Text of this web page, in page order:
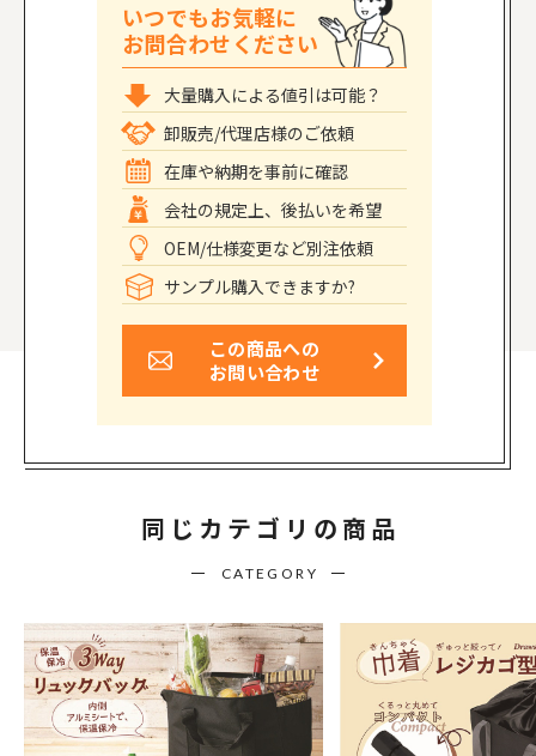
いつでもお気軽に
お問合わせください
大量購入による値引は可能？
卸販売/代理店様のご依頼
在庫や納期を事前に確認
会社の規定上、後払いを希望
OEM/仕様変更など別注依頼
サンプル購入できますか?
この商品への
お問い合わせ
同じカテゴリの商品
CATEGORY